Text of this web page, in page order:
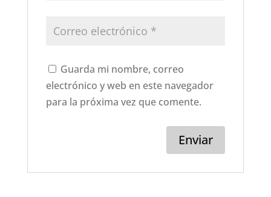
Guarda mi nombre, correo
electrónico y web en este navegador
para la próxima vez que comente.